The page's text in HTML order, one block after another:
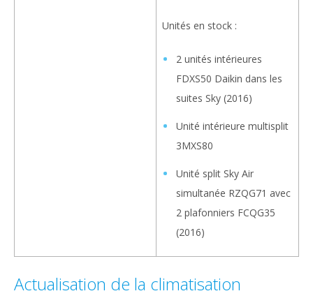
Unités en stock :
2 unités intérieures
FDXS50 Daikin dans les
suites Sky (2016)
Unité intérieure multisplit
3MXS80
Unité split Sky Air
simultanée RZQG71 avec
2 plafonniers FCQG35
(2016)
Actualisation de la climatisation